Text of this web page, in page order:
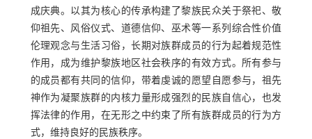
成庆典。以其为核心的传承构建了黎族民众关于祭祀、敬
仰祖先、风俗仪式、道德信仰、巫术等一系列综合性价值
伦理观念与生活习俗，长期对族群成员的行为起着规范性
作用，成为维护黎族地区社会秩序的有效方式。所有参与
的成员都有共同的信仰，带着虔诚的愿望自愿参与，祖先
神作为凝聚族群的内核力量形成强烈的民族自信心，也发
挥法律的作用，在无形之中约束了所有族群成员的行为方
式，维持良好的民族秩序。